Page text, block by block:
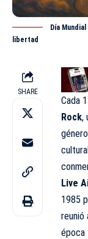
Día
libertad
SHARE
Cada
Rock,
Live
1985
reunió
época